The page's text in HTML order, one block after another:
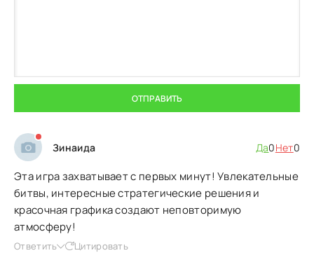
ОТПРАВИТЬ
Зинаида Да0Нет0
Эта игра захватывает с первых минут! Увлекательные
битвы, интересные стратегические решения и
красочная графика создают неповторимую
атмосферу!
Ответить Цитировать